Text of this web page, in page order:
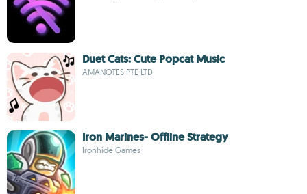
Duet Cats: Cute Popcat Music
AMANOTES PTE LTD
Iron Marines- Offline Strategy
Ironhide Games